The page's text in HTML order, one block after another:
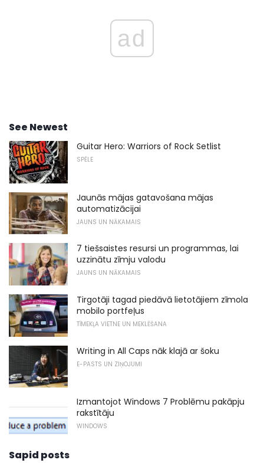
ad
See Newest
Guitar Hero: Warriors of Rock Setlist
SPĒLE
Jaunās mājas gatavošana mājas
automatizācijai
JAUNS UN NĀKAMAIS
7 tiešsaistes resursi un programmas, lai
uzzinātu zīmju valodu
JAUNS UN NĀKAMAIS
Tirgotāji tagad piedāvā lietotājiem zīmola
mobilo portfeļus
TĪMEKĻA VIETNE UN MEKLĒŠANA
Writing in All Caps nāk klajā ar šoku
E-PASTS UN ZIŅOJUMI
Izmantojot Windows 7 Problēmu pakāpju
rakstītāju
WINDOWS
Sapid posts